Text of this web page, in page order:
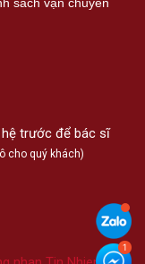
hệ trước để bác sĩ
cho quý khách)